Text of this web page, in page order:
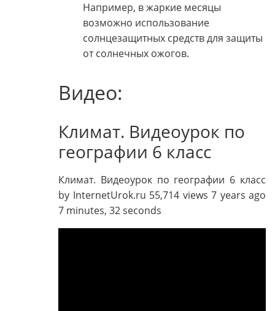
Например, в жаркие месяцы
возможно использование
солнцезащитных средств для защиты
от солнечных ожогов.
Видео:
Климат. Видеоурок по
географии 6 класс
Климат. Видеоурок по географии 6 класс
by InternetUrok.ru 55,714 views 7 years ago
7 minutes, 32 seconds